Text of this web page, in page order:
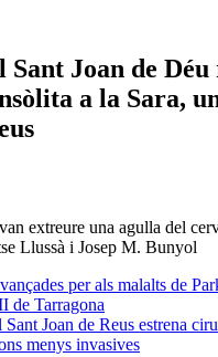
Joan de
a la Sara,
extreure una agulla del
Llussà i Josep M. Bunyol
per als malalts de
de Tarragona
Joan de Reus estrena
menys invasives